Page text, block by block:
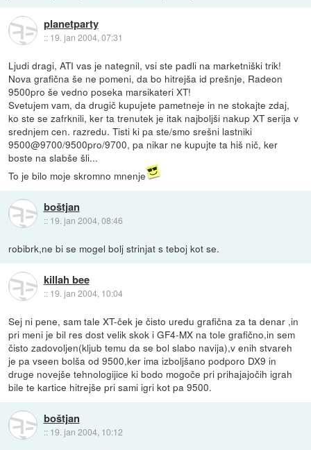
planetparty
:: 19. jan 2004, 07:31
Ljudi dragi, ATI vas je nategnil, vsi ste padli na marketniški trik!
Nova grafična še ne pomeni, da bo hitrejša id prešnje, Radeon
9500pro še vedno poseka marsikateri XT!
Svetujem vam, da drugič kupujete pametneje in ne stokajte zdaj,
ko ste se zafrknili, ker ta trenutek je itak najboljši nakup XT serija v
srednjem cen. razredu. Tisti ki pa ste/smo srešni lastniki
9500@9700/9500pro/9700, pa nikar ne kupujte ta hiš nič, ker
boste na slabše šli...
To je bilo moje skromno mnenje
boštjan
:: 19. jan 2004, 08:46
robibrk,ne bi se mogel bolj strinjat s teboj kot se.
killah bee
:: 19. jan 2004, 10:04
Sej ni pene, sam tale XT-ček je čisto uredu grafična za ta denar ,in
pri meni je bil res dost velik skok i GF4-MX na tole grafično,in sem
čisto zadovoljen(kljub temu da se bol slabo navija),v enih stvareh
je pa vseen bolša od 9500,ker ima izboljšano podporo DX9 in
druge novejše tehnologijice ki bodo mogoče pri prihajajočih igrah
bile te kartice hitrejše pri sami igri kot pa 9500.
boštjan
:: 19. jan 2004, 10:12